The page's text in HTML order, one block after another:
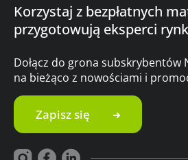
Korzystaj z bezpłatnych
przygotowują eksperci
Dołącz do grona subskrybentów
na bieżąco z nowościami i
Zapisz się